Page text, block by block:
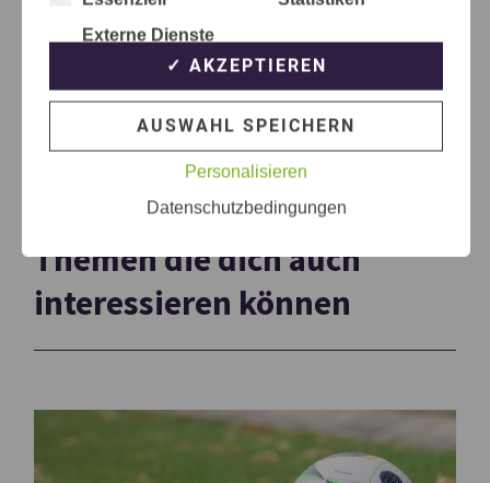
Themen die dich auch
interessieren können
Externe Dienste
✓ AKZEPTIEREN
AUSWAHL SPEICHERN
Personalisieren
Datenschutzbedingungen